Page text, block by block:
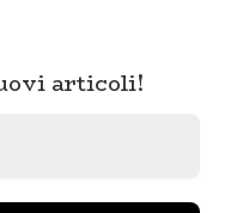
articoli!